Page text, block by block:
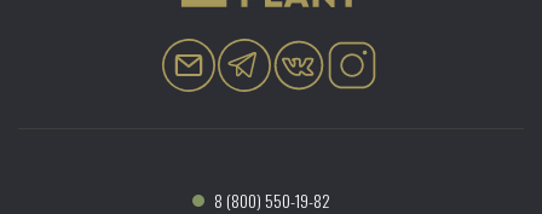
8 (800) 550-19-82